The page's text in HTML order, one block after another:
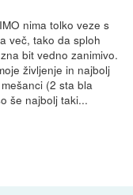
nima tolko veze s
več, tako da sploh
bit vedno zanimivo.
življenje in najbolj
(2 sta bla
še najbolj taki...